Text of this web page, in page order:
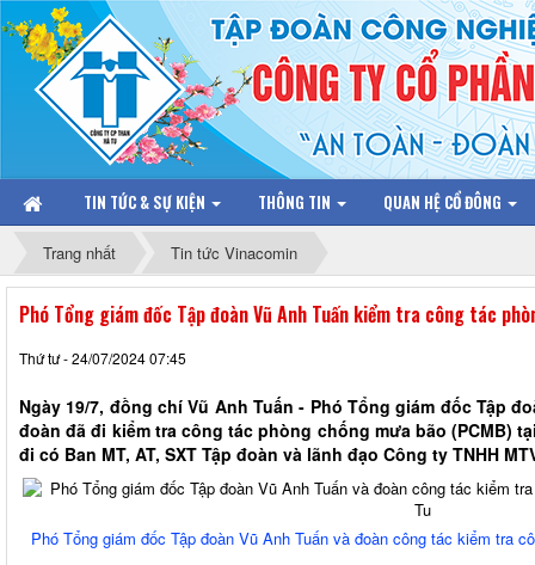
TIN TỨC & SỰ KIỆN THÔNG TIN QUAN HỆ CỔ ĐÔNG
Trang nhất Tin tức Vinacomin
Phó Tổng giám đốc Tập đoàn Vũ Anh Tuấn kiểm tra công tác
Thứ tư - 24/07/2024 07:45
Ngày 19/7, đồng chí Vũ Anh Tuấn - Phó Tổng giám đốc Tập
đoàn đã đi kiểm tra công tác phòng chống mưa bão (PCMB)
đi có Ban MT, AT, SXT Tập đoàn và lãnh đạo Công ty TNHH
Phó Tổng giám đốc Tập đoàn Vũ Anh Tuấn và đoàn công tác kiểm tra